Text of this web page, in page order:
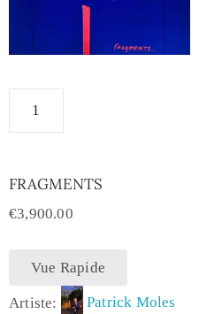
FRAGMENTS
€3,900.00
Vue Rapide
Artiste: Patrick Moles